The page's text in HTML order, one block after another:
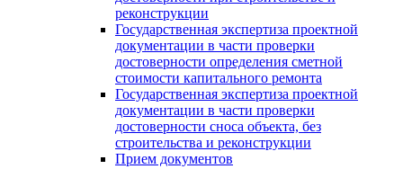
реконструкции
Государственная экспертиза проектной
документации в части проверки
достоверности определения сметной
стоимости капитального ремонта
Государственная экспертиза проектной
документации в части проверки
достоверности сноса объекта, без
строительства и реконструкции
Прием документов